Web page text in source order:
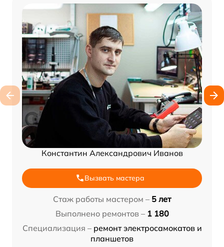
Константин Александрович Иванов
Вызвать мастера
Стаж работы мастером – 5 лет
Выполнено ремонтов – 1 180
Специализация – ремонт электросамокатов и
планшетов